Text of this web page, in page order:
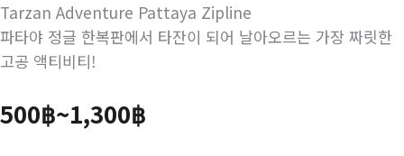
Tarzan Adventure Pattaya Zipline
파타야 정글 한복판에서 타잔이 되어 날아오르는 가장 짜릿한
고공 액티비티!
500฿~1,300฿